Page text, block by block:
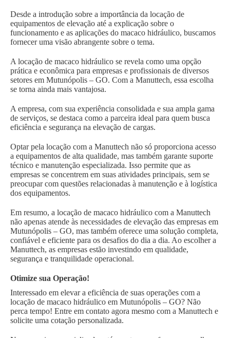
Desde a introdução sobre a importância da locação de
equipamentos de elevação até a explicação sobre o
funcionamento e as aplicações do macaco hidráulico, buscamos
fornecer uma visão abrangente sobre o tema.
A locação de macaco hidráulico se revela como uma opção
prática e econômica para empresas e profissionais de diversos
setores em Mutunópolis – GO. Com a Manuttech, essa escolha
se torna ainda mais vantajosa.
A empresa, com sua experiência consolidada e sua ampla gama
de serviços, se destaca como a parceira ideal para quem busca
eficiência e segurança na elevação de cargas.
Optar pela locação com a Manuttech não só proporciona acesso
a equipamentos de alta qualidade, mas também garante suporte
técnico e manutenção especializada. Isso permite que as
empresas se concentrem em suas atividades principais, sem se
preocupar com questões relacionadas à manutenção e à logística
dos equipamentos.
Em resumo, a locação de macaco hidráulico com a Manuttech
não apenas atende às necessidades de elevação das empresas em
Mutunópolis – GO, mas também oferece uma solução completa,
confiável e eficiente para os desafios do dia a dia. Ao escolher a
Manuttech, as empresas estão investindo em qualidade,
segurança e tranquilidade operacional.
Otimize sua Operação!
Interessado em elevar a eficiência de suas operações com a
locação de macaco hidráulico em Mutunópolis – GO? Não
perca tempo! Entre em contato agora mesmo com a Manuttech e
solicite uma cotação personalizada.